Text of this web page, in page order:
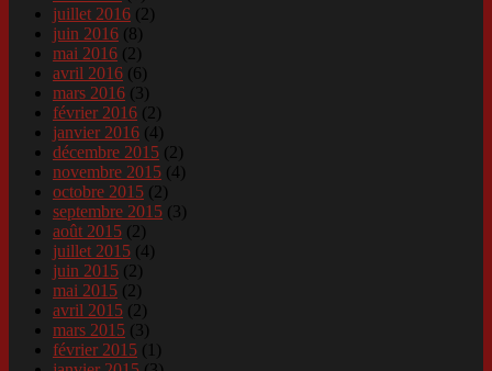
juillet 2016 (2)
juin 2016 (8)
mai 2016 (2)
avril 2016 (6)
mars 2016 (3)
février 2016 (2)
janvier 2016 (4)
décembre 2015 (2)
novembre 2015 (4)
octobre 2015 (2)
septembre 2015 (3)
août 2015 (2)
juillet 2015 (4)
juin 2015 (2)
mai 2015 (2)
avril 2015 (2)
mars 2015 (3)
février 2015 (1)